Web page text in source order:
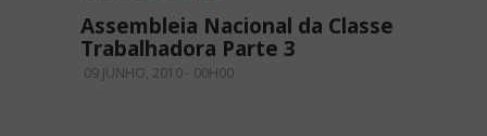
Assembleia Nacional da Classe
Trabalhadora Parte 3
09 JUNHO, 2010 - 00H00